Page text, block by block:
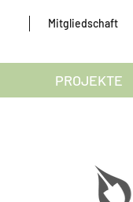
Mitgliedschaft
PROJEKTE